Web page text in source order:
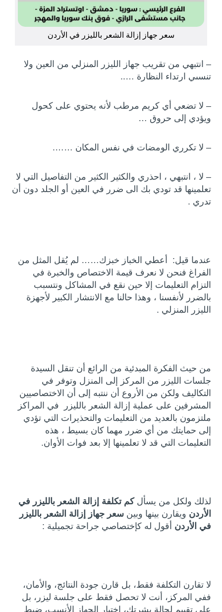
سعر جهاز إزالة الشعر بالليزر في الأردن
– انتبهي من تقريب جهاز الليزر المنزلي من العين ولا
تنسىي ارتداء النظارة …..
– لا تضعي أي كريم مرطب لأنه يحتوي على كحول
ويؤدي إلى حروق …
– لا تكرري الومضات في نفس المكان …….
– لا ، انتبهي ، احذري والكثير الكثير من التفاصيل التي لا
تعلمينها قد تودي بك الى ضرر في العين أو الجلد دون أن
تدري .
عندما قيل: أعطي الخباز خبزك…… لم يُقل المثل من
الفراغ فنحن لا نعرف قيمة الاختصاص والخبرة في
التزام التعليمات إلا حين نقع في المشاكل ونتسبب
بالضرر لأنفسنا ، وهذا حالنا مع الانتشار الكبير لأجهزة
الليزر المنزلي .
من حيث الفكرة المبدئية من الرائع أن تنقل السيدة
جلسات الليزر من المركز إلى المنزل وتوفر في
التكاليف ولكن من الأروع أن ننتبه إلى أن الاختصاصيين
المشرفين على عملية إزالة الشعر بالليزر في المراكز
ملتزمون بالعديد من التعليمات والتحذيرات التي تؤدي
إلى حمايتك من أي ضرر مهما كان بسيط ، هذه
التعليمات التي قد لا تعلمينها إلا بعد فوات الأوان.
لذلك ولكل من يسألكم تكلفة إزالة الشعر بالليزر في
الأردن ويقارن بينها وبينسعر جهاز إزالة الشعر بالليزر
في الأردن أقول له كإختصاصي جراحة تجميلية :
لا تقارن التكلفة فقط، بل قارن جودة النتائج، والأمان،
ففي المركز، أنت لا تحصل فقط على جلسة ليزر، بل
على تقييم لحالة بشرتك، اختيار الجهاز الأنسب، ضبط